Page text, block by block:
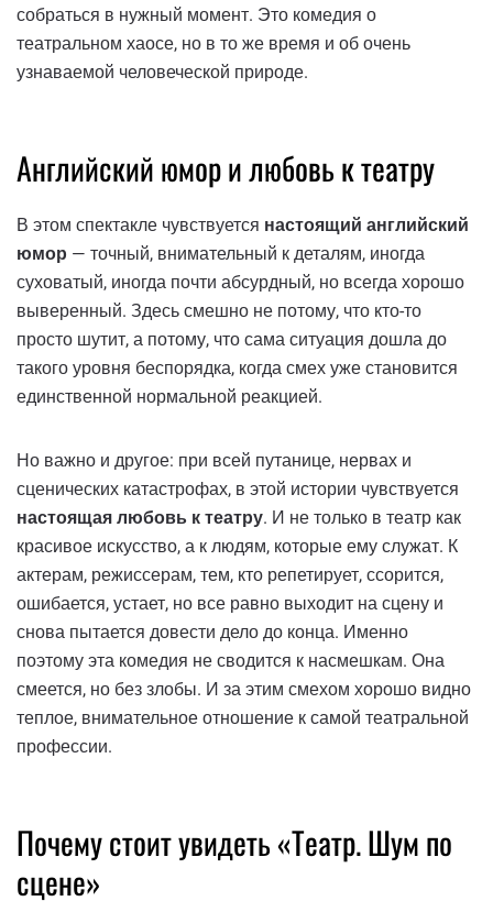
собраться в нужный момент. Это комедия о
театральном хаосе, но в то же время и об очень
узнаваемой человеческой природе.
Английский юмор и любовь к театру
В этом спектакле чувствуется настоящий английский
юмор — точный, внимательный к деталям, иногда
суховатый, иногда почти абсурдный, но всегда хорошо
выверенный. Здесь смешно не потому, что кто-то
просто шутит, а потому, что сама ситуация дошла до
такого уровня беспорядка, когда смех уже становится
единственной нормальной реакцией.
Но важно и другое: при всей путанице, нервах и
сценических катастрофах, в этой истории чувствуется
настоящая любовь к театру. И не только в театр как
красивое искусство, а к людям, которые ему служат. К
актерам, режиссерам, тем, кто репетирует, ссорится,
ошибается, устает, но все равно выходит на сцену и
снова пытается довести дело до конца. Именно
поэтому эта комедия не сводится к насмешкам. Она
смеется, но без злобы. И за этим смехом хорошо видно
теплое, внимательное отношение к самой театральной
профессии.
Почему стоит увидеть «Театр. Шум по
сцене»